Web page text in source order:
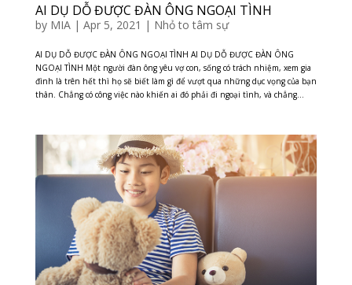
AI DỤ DỖ ĐƯỢC ĐÀN ÔNG NGOẠI TÌNH
by MIA| Apr 5, 2021 | Nhỏ to tâm sự
AI DỤ DỖ ĐƯỢC ĐÀN ÔNG NGOẠI TÌNH AI DỤ DỖ ĐƯỢC ĐÀN ÔNG
NGOẠI TÌNH Một người đàn ông yêu vợ con, sống có trách nhiệm, xem gia
đình là trên hết thì họ sẽ biết làm gì để vượt qua những dục vọng của bạn
thân. Chẳng có công việc nào khiến ai đó phải đi ngoại tình, và chẳng...